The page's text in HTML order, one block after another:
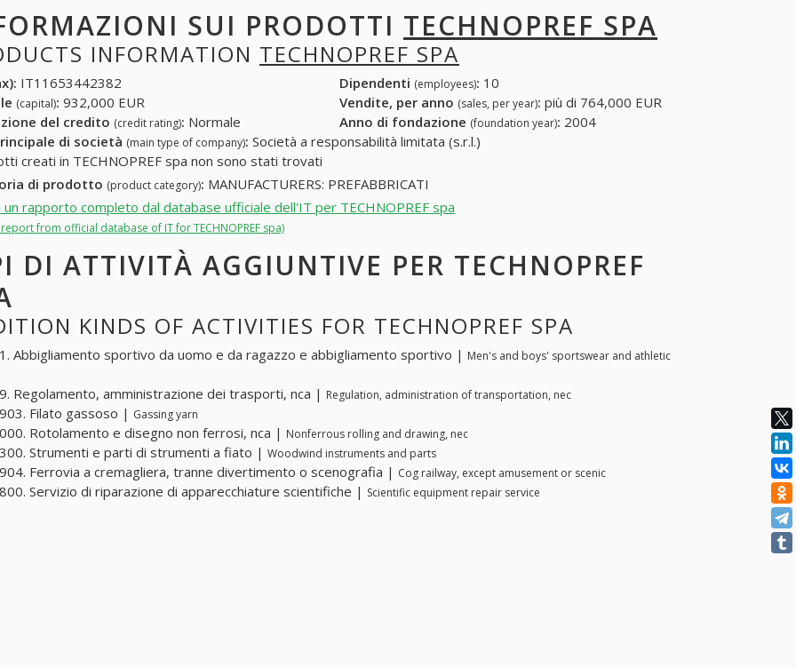
SUI PRODOTTI TECHNOPREF SPA
INFORMATION TECHNOPREF SPA
IT11653442382 Dipendenti (employees): 10
(capital): 932,000 EUR Vendite, per anno (sales, per year): più di 764,000 EUR
del credito (credit rating): Normale Anno di fondazione (foundation year): 2004
di società (main type of company): Società a responsabilità limitata (s.r.l.)
creati in TECHNOPREF spa non sono stati trovati
di prodotto (product category): MANUFACTURERS: PREFABBRICATI
rapporto completo dal database ufficiale dell'IT per TECHNOPREF spa
from official database of IT for TECHNOPREF spa)
DI ATTIVITÀ AGGIUNTIVE PER TECHNOPREF
KINDS OF ACTIVITIES FOR TECHNOPREF SPA
Abbigliamento sportivo da uomo e da ragazzo e abbigliamento sportivo | Men's and boys' sportswear and athletic
Regolamento, amministrazione dei trasporti, nca | Regulation, administration of transportation, nec
Filato gassoso | Gassing yarn
Rotolamento e disegno non ferrosi, nca | Nonferrous rolling and drawing, nec
Strumenti e parti di strumenti a fiato | Woodwind instruments and parts
Ferrovia a cremagliera, tranne divertimento o scenografia | Cog railway, except amusement or scenic
Servizio di riparazione di apparecchiature scientifiche | Scientific equipment repair service